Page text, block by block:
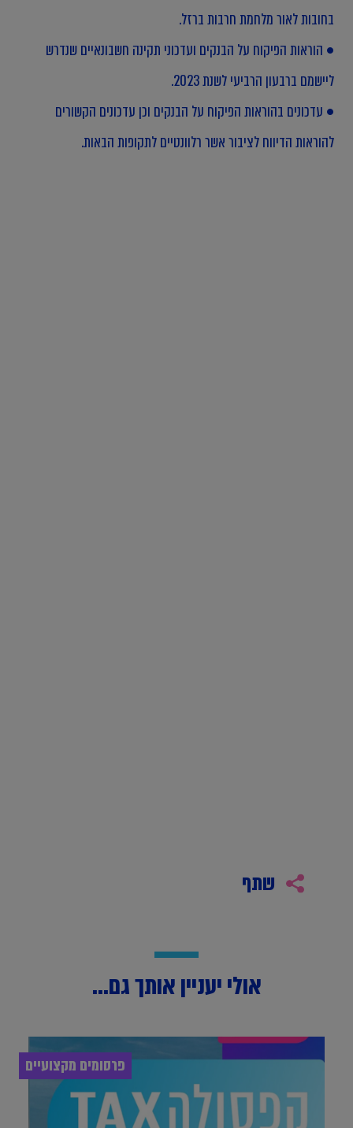
בחובות לאור מלחמת חרבות ברזל.
• הוראות הפיקוח על הבנקים ועדכוני תקינה חשבונאיים שנדרש
ליישמם ברבעון הרביעי לשנת 2023.
• עדכונים בהוראות הפיקוח על הבנקים וכן עדכונים הקשורים
להוראות הדיווח לציבור אשר רלוונטיים לתקופות הבאות.
שתף
אולי יעניין אותך גם...
פרסומים מקצועיים